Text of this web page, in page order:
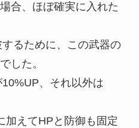
合、ほぼ確実に入れた
るために、この武器の
した。
10%UP、それ以外は
加えてHPと防御も固定